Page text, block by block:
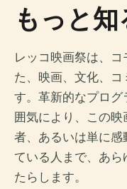
もっと知
レッコ映画祭は、
た、映画、文化、
す。革新的なプロ
囲気により、この
者、あるいは単に
ている人まで、あ
たらします。